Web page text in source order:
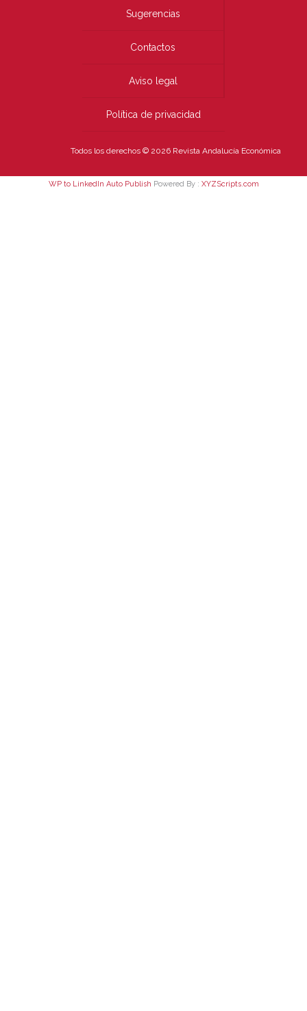
Sugerencias
Contactos
Aviso legal
Política de privacidad
Todos los derechos © 2026 Revista Andalucía Económica
WP to LinkedIn Auto Publish Powered By : XYZScripts.com